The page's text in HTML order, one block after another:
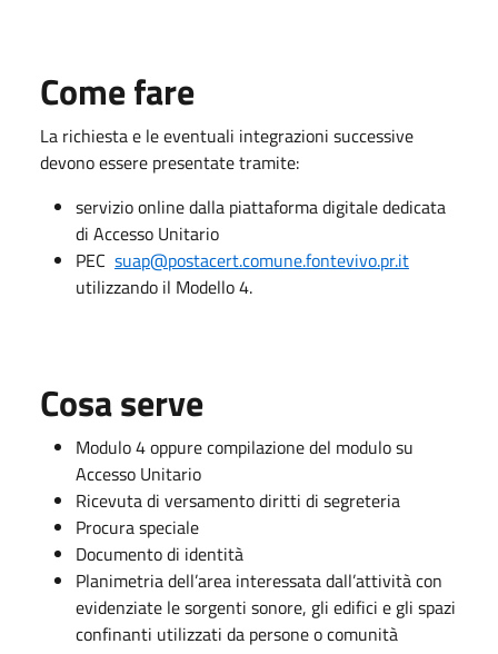
Come fare
La richiesta e le eventuali integrazioni successive
devono essere presentate tramite:
servizio online dalla piattaforma digitale dedicata
di Accesso Unitario
PEC suap@postacert.comune.fontevivo.pr.it
utilizzando il Modello 4.
Cosa serve
Modulo 4 oppure compilazione del modulo su
Accesso Unitario
Ricevuta di versamento diritti di segreteria
Procura speciale
Documento di identità
Planimetria dell’area interessata dall’attività con
evidenziate le sorgenti sonore, gli edifici e gli spazi
confinanti utilizzati da persone o comunità